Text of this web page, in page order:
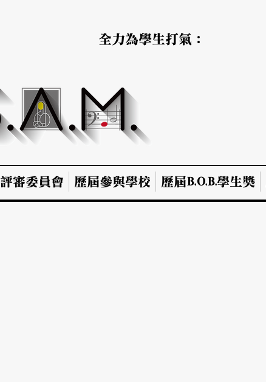
全力為學生打氣：
評審委員會 歷屆參與學校 歷屆B.O.B.學生獎